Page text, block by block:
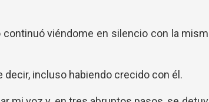
viéndome en silencio con la
decir, incluso habiendo crecido con él.